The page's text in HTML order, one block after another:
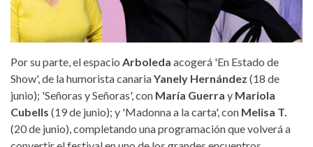
Por su parte, el espacio Arboleda acogerá 'En Estado de
Show', de la humorista canariaYanely Hernández (18 de
junio); 'Señoras y Señoras', con María Guerra y Mariola
Cubells (19 de junio); y 'Madonna a la carta', con Melisa T.
(20 de junio), completando una programación que volverá a